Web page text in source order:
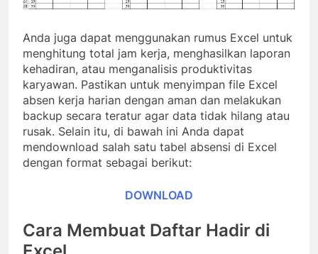
Anda juga dapat menggunakan rumus Excel untuk
menghitung total jam kerja, menghasilkan laporan
kehadiran, atau menganalisis produktivitas
karyawan. Pastikan untuk menyimpan file Excel
absen kerja harian dengan aman dan melakukan
backup secara teratur agar data tidak hilang atau
rusak. Selain itu, di bawah ini Anda dapat
mendownload salah satu tabel absensi di Excel
dengan format sebagai berikut:
DOWNLOAD
Cara Membuat Daftar Hadir di